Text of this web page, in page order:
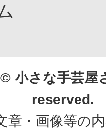
小さな手芸屋
reserved.
章・画像等の